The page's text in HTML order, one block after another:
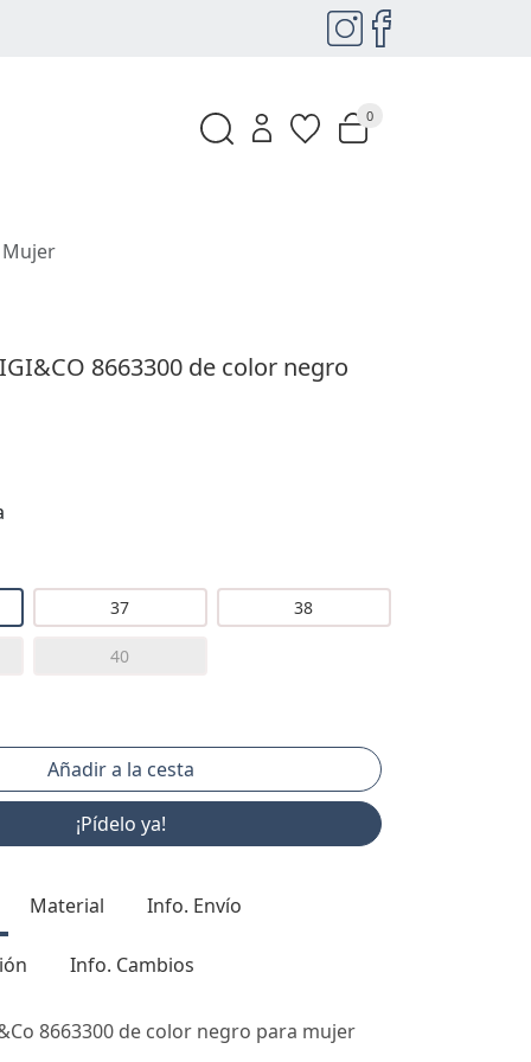
0
Mujer
8663300 de color negro
37 38
40
¡Pídelo ya!
Material Info. Envío
Info. Cambios
8663300 de color negro para mujer